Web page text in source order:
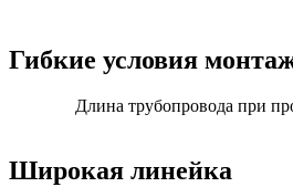
Гибкие условия
Длина трубопровода при
Широкая линейка